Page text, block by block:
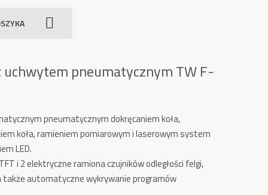
uchwytem pneumatycznym TW F-
pneumatycznym dokręcaniem koła,
koła, ramieniem pomiarowym i laserowym system
LED.
i 2 elektryczneramiona czujników odległości felgi,
także automatyczne wykrywanieprogramów